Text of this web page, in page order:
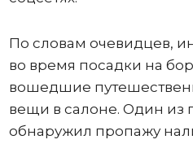
По словам очевидцев,
во время посадки на
вошедшие
вещи в салоне. Один из
обнаружил пропажу